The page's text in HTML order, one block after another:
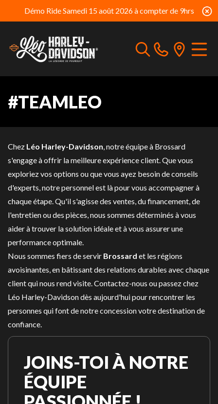
Démo Ride Samedi 15 août 2026 à compter de 9hrs
#TEAMLEO
Chez Léo Harley-Davidson, notre équipe à Brossard
s'engage à offrir la meilleure expérience client. Que vous
exploriez vos options ou que vous ayez besoin de conseils
d'experts, notre personnel est là pour vous accompagner à
chaque étape. Qu'il s'agisse des ventes, dufinancement, de
l'entretienou des pièces, nous sommes déterminés à vous
aider à trouver la solution idéale et à vous assurer une
performance optimale.
Nous sommes fiers de servir Brossard et les régions
avoisinantes, en bâtissant des relations durables avec chaque
client qui nous rend visite.Contactez-nous ou passez chez
Léo Harley-Davidson dès aujourd'hui pour rencontrer les
personnes qui font de notre concession votre destination de
confiance.
JOINS-TOI À NOTRE
ÉQUIPE